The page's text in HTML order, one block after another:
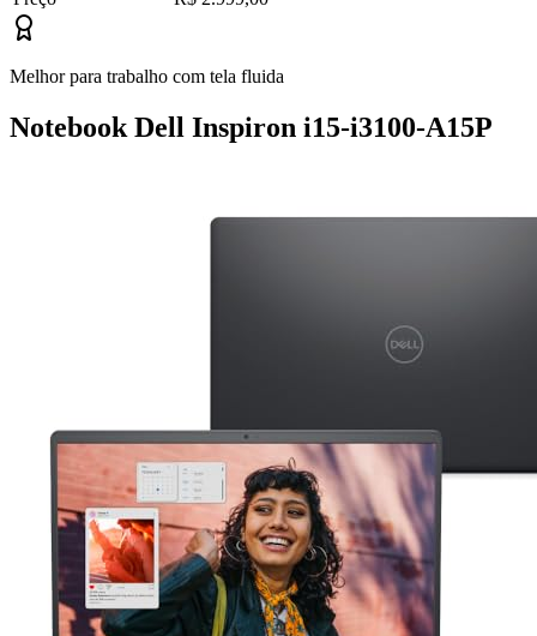
Melhor para trabalho com tela fluida
Notebook Dell Inspiron i15-i3100-A15P